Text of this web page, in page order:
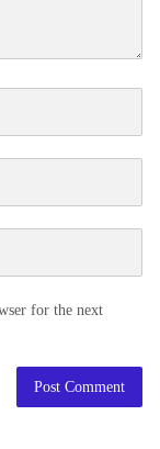
for the next